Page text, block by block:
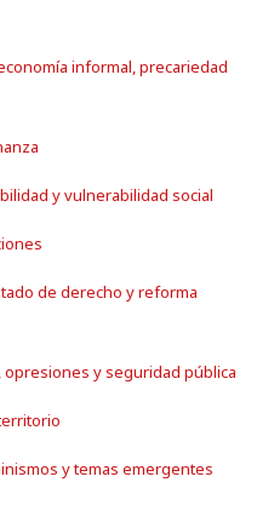
informal, precariedad
y vulnerabilidad social
de derecho y reforma
opresiones y seguridad pública
y temas emergentes